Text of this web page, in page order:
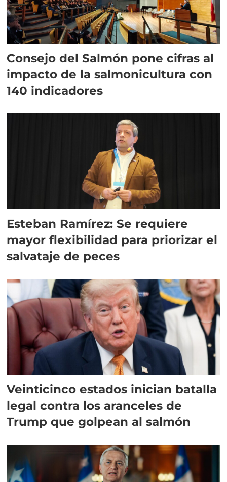
Consejo del Salmón pone cifras al
impacto de la salmonicultura con
140 indicadores
Esteban Ramírez: Se requiere
mayor flexibilidad para priorizar el
salvataje de peces
Veinticinco estados inician batalla
legal contra los aranceles de
Trump que golpean al salmón